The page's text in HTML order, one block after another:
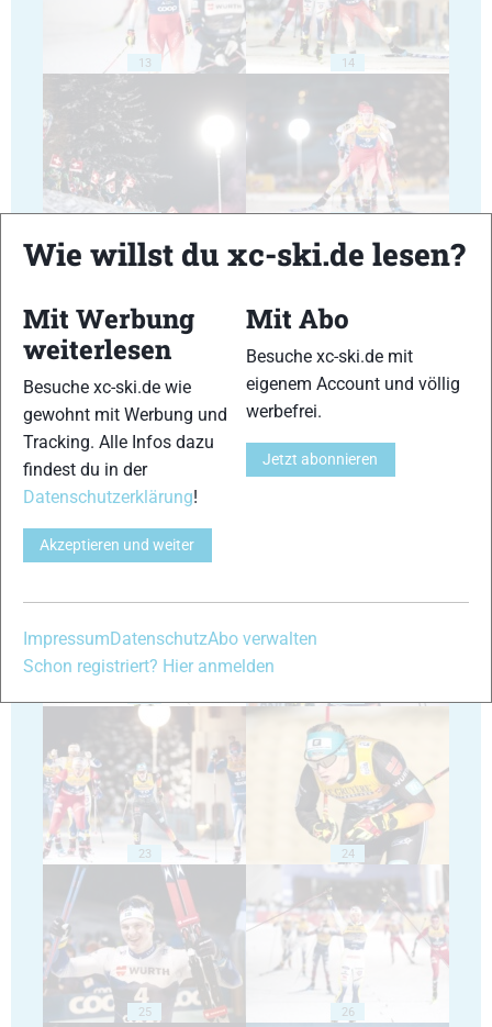
13 14
17 18
19
23 24
25 26
Wie willst du xc-ski.de lesen?
Mit Werbung
weiterlesen
Besuche xc-ski.de wie
gewohnt mit Werbung und
Tracking. Alle Infos dazu
findest du in der
Datenschutzerklärung!
Akzeptieren und weiter
Mit Abo
Besuche xc-ski.de mit
eigenem Account und völlig
werbefrei.
Jetzt abonnieren
ImpressumDatenschutzAbo verwalten
Schon registriert? Hier anmelden